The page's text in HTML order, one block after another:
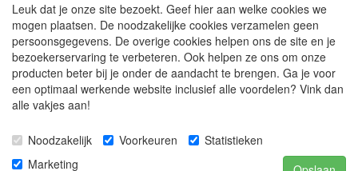
Achternaam
E-mail
Leuk dat je onze site bezoekt. Geef hier aan welke cookies we
mogen plaatsen. De noodzakelijke cookies verzamelen geen
persoonsgegevens. De overige cookies helpen ons de site en je
bezoekerservaring te verbeteren. Ook helpen ze ons om onze
producten beter bij je onder de aandacht te brengen. Ga je voor
een optimaal werkende website inclusief alle voordelen? Vink dan
alle vakjes aan!
Noodzakelijk Voorkeuren
Statistieken
Marketing